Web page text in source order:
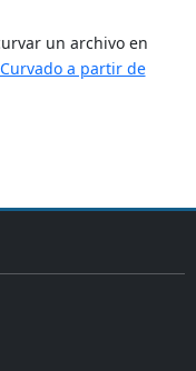
un archivo en
a partir de